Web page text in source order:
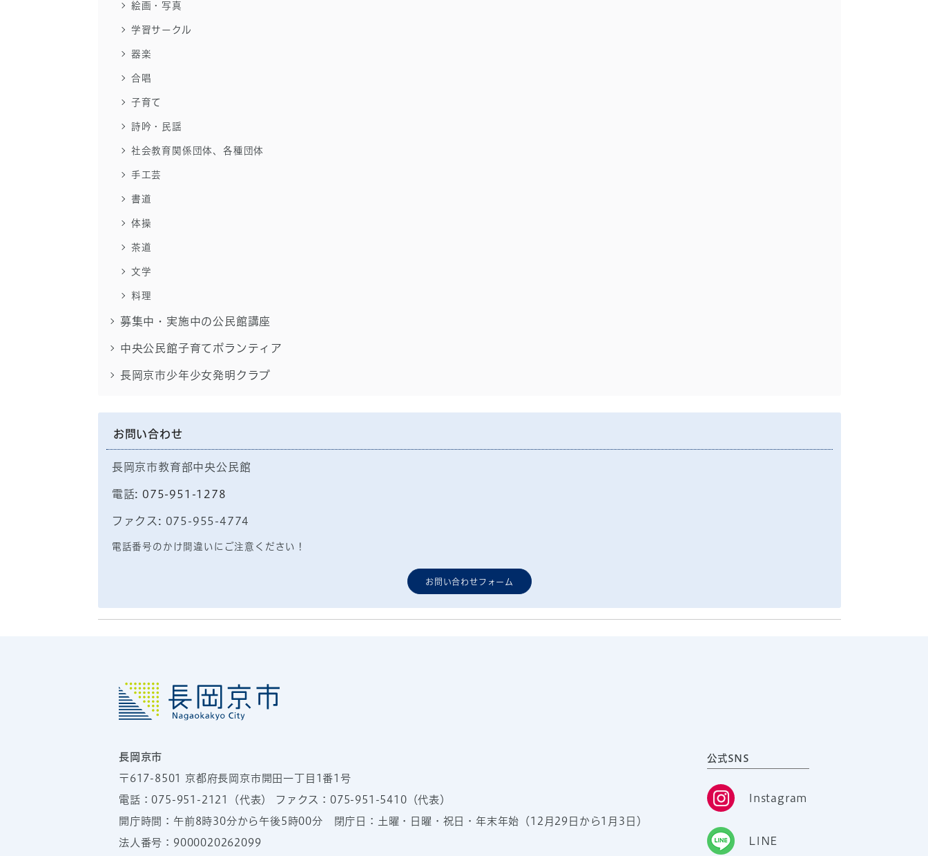
絵画・写真
学習サークル
器楽
合唱
子育て
詩吟・民謡
社会教育関係団体、各種団体
手工芸
書道
体操
茶道
文学
料理
募集中・実施中の公民館講座
中央公民館子育てボランティア
長岡京市少年少女発明クラブ
お問い合わせ
長岡京市教育部中央公民館
電話: 075-951-1278
ファクス: 075-955-4774
電話番号のかけ間違いにご注意ください！
お問い合わせフォーム
長岡京市
〒617-8501 京都府長岡京市開田一丁目1番1号
電話：075-951-2121 （代表） ファクス：075-951-5410（代表）
開庁時間：午前8時30分から午後5時00分 閉庁日：土曜・日曜・祝日・年末年始（12月29日から1月3日）
法人番号：9000020262099
公式SNS
Instagram
LINE